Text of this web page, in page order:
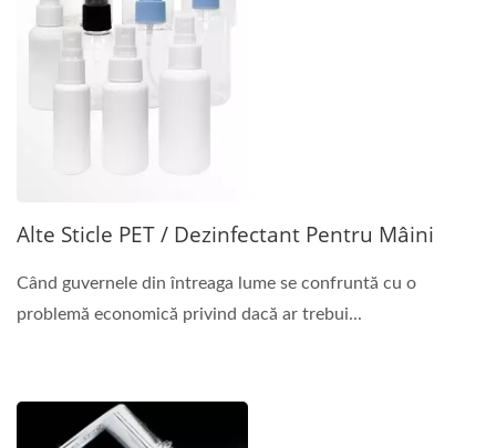
Alte Sticle PET / Dezinfectant Pentru Mâini
Când guvernele din întreaga lume se confruntă cu o
problemă economică privind dacă ar trebui...